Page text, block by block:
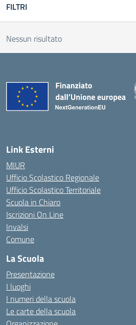
FILTRI
Nessun risultato
Link Esterni
MIUR
Ufficio Scolastico Regionale
Ufficio Scolastico Territoriale
Scuola in Chiaro
Iscrizioni On Line
Invalsi
Comune
La Scuola
Presentazione
I luoghi
I numeri della scuola
Le carte della scuola